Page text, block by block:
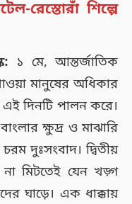
রেস্তোরাঁ শিল্পে
১ মে, আন্তর্জাতিক
মানুষের অধিকার
এই দিনটি পালন করে।
ক্ষুদ্র ও মাঝারি
দুঃসংবাদ। দ্বিতীয়
মিটতেই যেন খড়্গ
ঘাড়ে। এক ধাক্কায়